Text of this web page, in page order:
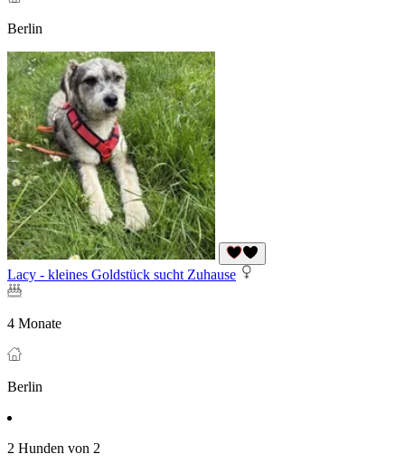
Berlin
Lacy - kleines Goldstück sucht Zuhause
4 Monate
Berlin
2 Hunden von 2